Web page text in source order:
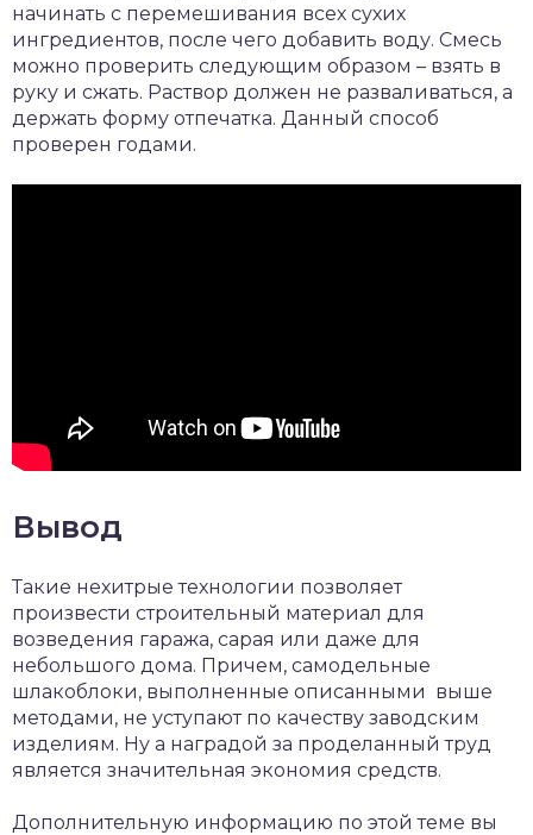
начинать с перемешивания всех сухих
ингредиентов, после чего добавить воду. Смесь
можно проверить следующим образом – взять в
руку и сжать. Раствор должен не разваливаться, а
держать форму отпечатка. Данный способ
проверен годами.
Вывод
Такие нехитрые технологии позволяет
произвести строительный материал для
возведения гаража, сарая или даже для
небольшого дома. Причем, самодельные
шлакоблоки, выполненные описанными выше
методами, не уступают по качеству заводским
изделиям. Ну а наградой за проделанный труд
является значительная экономия средств.
Дополнительную информацию по этой теме вы